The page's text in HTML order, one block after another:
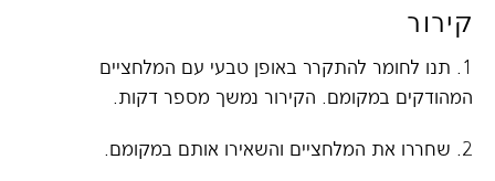
קירור
1. תנו לחומר להתקרר באופן טבעי עם המלחציים
המהודקים במקומם. הקירור נמשך מספר דקות.
2. שחררו את המלחציים והשאירו אותם במקומם.